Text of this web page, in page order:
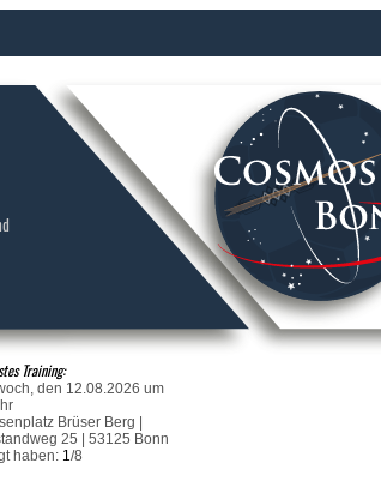
Training:
den 12.08.2026 um
Brüser Berg |
25 | 53125 Bonn
haben: 1/8